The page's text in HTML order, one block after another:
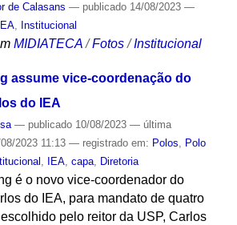
de Calasans — publicado14/08/2023 —
IEA, Institucional
MIDIATECA /Fotos /Institucional
assume vice-coordenação do
do IEA
— publicado10/08/2023 — última
2023 11:13 — registrado em: Polos, Polo
, IEA, capa, Diretoria
é o novo vice-coordenador do
do IEA, para mandato de quatro
pelo reitor da USP, Carlos